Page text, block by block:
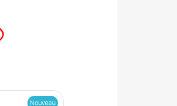
Nouveau